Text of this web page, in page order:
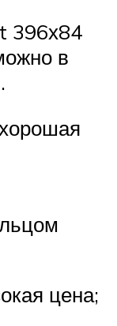
396х84
в
цена;